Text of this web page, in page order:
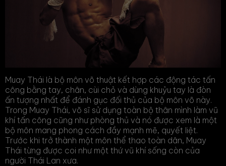
Muay Thái là bộ môn võ thuật kết hợp các động tác tấn
công bằng tay, chân, cùi chỏ và dùng khuỷu tay là đòn
ấn tượng nhất để đánh gục đối thủ của bộ môn võ này.
Trong Muay Thái, võ sĩ sử dụng toàn bộ thân mình làm vũ
khí tấn công cũng như phòng thủ và nó được xem là một
bộ môn mang phong cách đầy mạnh mẽ, quyết liệt.
Trước khi trở thành một môn thể thao toàn dân, Muay
Thái từng được coi như một thứ vũ khí sống còn của
người Thái Lan xưa.